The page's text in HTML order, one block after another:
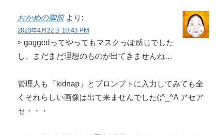
おかめの御前 より:
2023年4月22日 10:43 PM
> gaggedってやってもマスクっぽ感じでした
し、まだまだ理想のものが出てきませんね…
管理人も「kidnap」とプロンプトに入力してみても全
くそれらしい画像は出て来ませんでした(;^_^A アセア
セ・・・